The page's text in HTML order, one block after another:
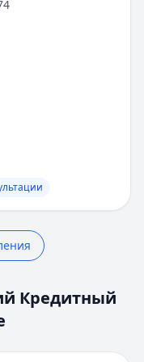
рынке
в 2 триллиона
свыше 8
в перечень
обслуживание
Кредитный